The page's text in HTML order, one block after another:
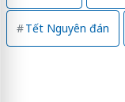
Tết Nguyên đán